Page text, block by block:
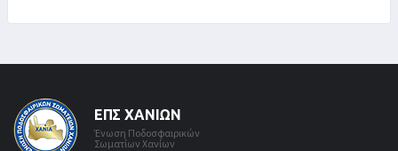
ΕΠΣ ΧΑΝΊΩΝ
Ένωση Ποδοσφαιρικών
Σωματίων Χανίων